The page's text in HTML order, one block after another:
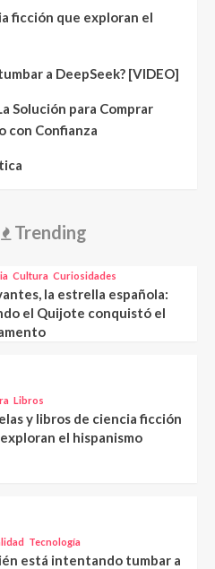
ficción que exploran el
a DeepSeek? [VIDEO]
Solución para Comprar
con Confianza
Trending
Cultura Curiosidades
la estrella española:
el Quijote conquistó el
Libros
y libros de ciencia ficción
el hispanismo
Tecnología
está intentando tumbar a